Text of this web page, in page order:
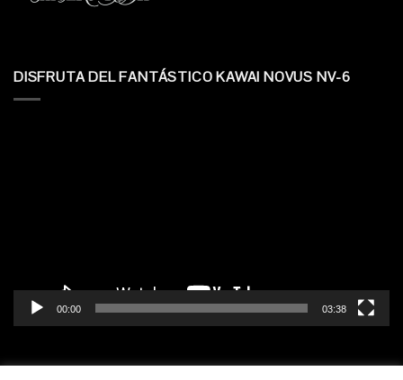
DISFRUTA DEL FANTÁSTICO KAWAI NOVUS NV-6
00:00 03:38